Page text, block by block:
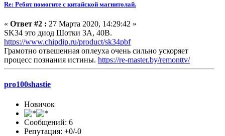
Re: Ребят помогите с китайской магнитолай.
« Ответ #2 : 27 Марта 2020, 14:29:42 »
SK34 это диод Шотки 3А, 40В.
https://www.chipdip.ru/product/sk34pbf
Грамотно отвешенная оплеуха очень сильно ускоряет
процесс познания истины. https://re-master.by/remonttv/
pro100shastie
Новичок
Сообщений: 6
Репутация: +0/-0